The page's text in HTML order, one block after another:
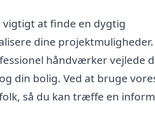
vigtigt at finde en dygtig
dine projektmuligheder.
håndværker vejlede
din bolig. Ved at bruge
så du kan træffe en